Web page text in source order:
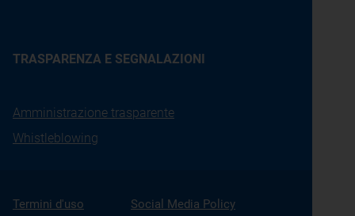
TRASPARENZA E SEGNALAZIONI
Amministrazione trasparente
Whistleblowing
Termini d'uso Social Media Policy